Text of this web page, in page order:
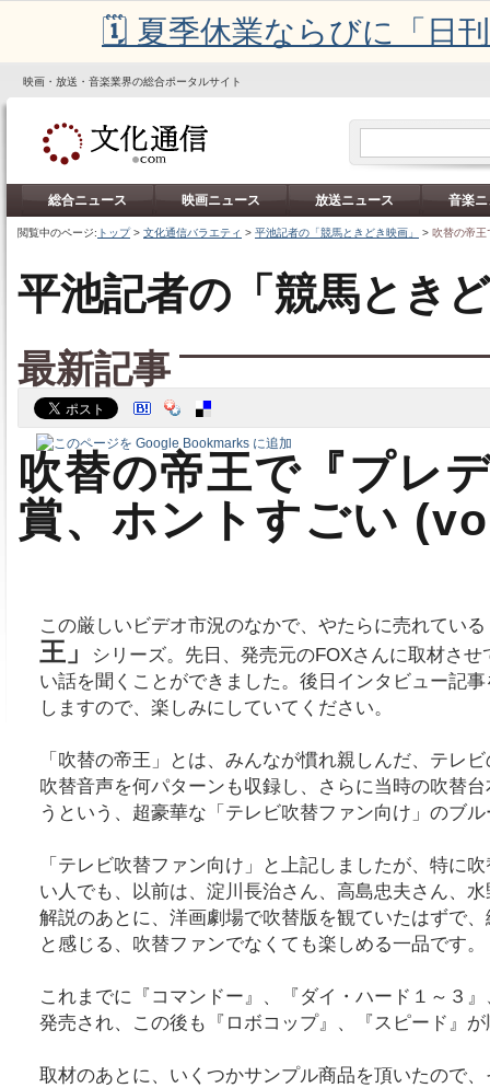
🗓️ 夏季休業ならびに「日
映画・放送・音楽業界の総合ポータルサイト
総合ニュース 映画ニュース 放送ニュース 音楽
閲覧中のページ: トップ> 文化通信バラエティ > 平池記者の「競馬ときどき映画」 > 吹替の帝王
平池記者の「競馬とき
最新記事
吹替の帝王で『プレ
賞、ホントすごい
この厳しいビデオ市況のなかで、やたらに売れている
王」
シリーズ。先日、発売元のFOXさんに取材さ
い話を聞くことができました。後日インタビュー記
しますので、楽しみにしていてください。
「吹替の帝王」とは、みんなが慣れ親しんだ、テレ
吹替音声を何パターンも収録し、さらに当時の吹替
うという、超豪華な「テレビ吹替ファン向け」のブ
「テレビ吹替ファン向け」と上記しましたが、特に
い人でも、以前は、淀川長治さん、高島忠夫さん、
解説のあとに、洋画劇場で吹替版を観ていたはずで
と感じる、吹替ファンでなくても楽しめる一品です。
これまでに『コマンドー』、『ダイ・ハード１～３
発売され、この後も『ロボコップ』、『スピード』
取材のあとに、いくつかサンプル商品を頂いたので